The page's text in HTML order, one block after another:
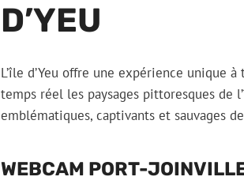
D’YEU
L’île d’Yeu offre une expérience unique à
temps réel les paysages pittoresques de
emblématiques, captivants et sauvages
WEBCAM PORT-